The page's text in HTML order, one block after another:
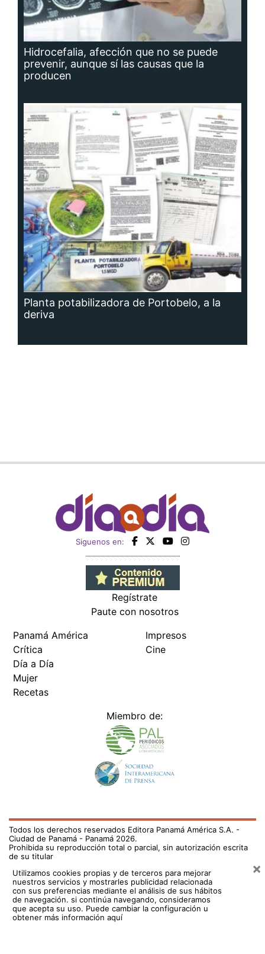
Hidrocefalia, afección que no se puede
prevenir, aunque sí las causas que la
producen
Planta potabilizadora de Portobelo, a la
deriva
Siguenos en:
Regístrate
Paute con nosotros
Panamá América
Crítica
Día a Día
Mujer
Recetas
Impresos
Cine
Miembro de:
Todos los derechos reservados Editora Panamá América S.A. -
Ciudad de Panamá - Panamá 2026.
Prohibida su reproducción total o parcial, sin autorización escrita
de su titular
Utilizamos cookies propias y de terceros para mejorar
nuestros servicios y mostrarles publicidad relacionada
con sus preferencias mediante el análisis de sus hábitos
de navegación. si continúa navegando, consideramos
que acepta su uso. Puede cambiar la configuración u
obtener más información aquí
×